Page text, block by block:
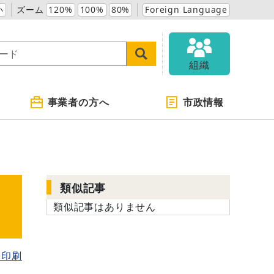
ズーム 120% 100% 80% Foreign Language
組織
事業者の方へ 市政情報
刷
類似記事
類似記事はありません